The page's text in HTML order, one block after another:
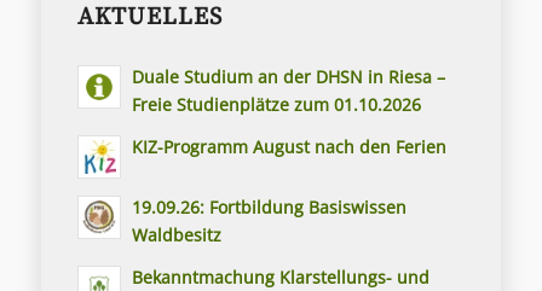
AKTUELLES
Duale Studium an der DHSN in Riesa –
Freie Studienplätze zum 01.10.2026
KIZ-Programm August nach den Ferien
19.09.26: Fortbildung Basiswissen
Waldbesitz
Bekanntmachung Klarstellungs- und